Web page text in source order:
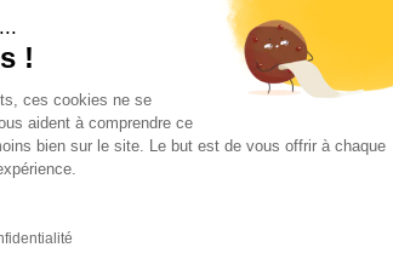
!
de Gestion du
ces cookies ne se
aident à comprendre ce
bien sur le site. Le but est de vous offrir à chaque
Axeptio consent
9